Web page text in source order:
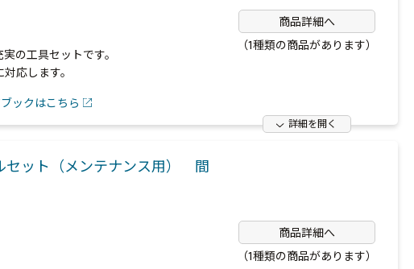
商品詳細へ
（1種類の商品があります）
の工具セットです。
応します。
ックはこちら
詳細を開く
ット（メンテナンス用） 間
商品詳細へ
（1種類の商品があります）